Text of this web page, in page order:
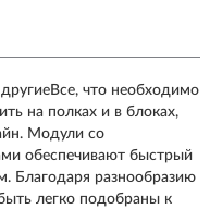
что необходимо
на полках и в блоках,
Модули со
обеспечивают быстрый
Благодаря разнообразию
легко подобраны к